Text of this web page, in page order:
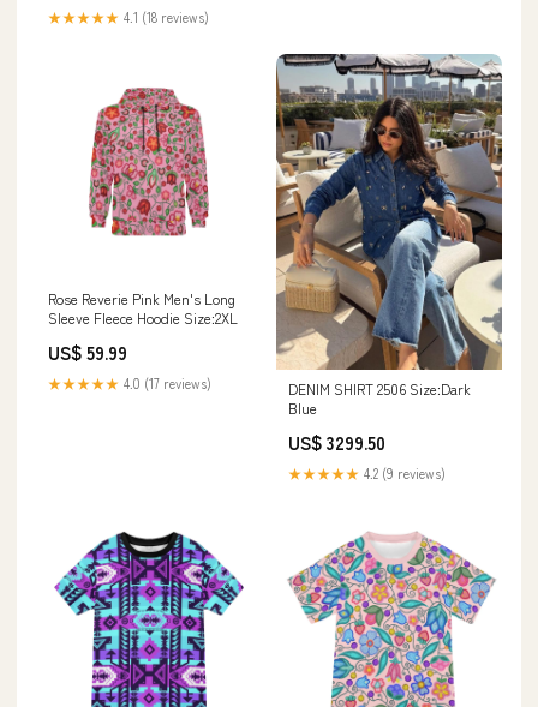
★★★★★ 4.1 (18 reviews)
Rose Reverie Pink Men's Long
Sleeve Fleece Hoodie Size:2XL
US$ 59.99
★★★★★ 4.0 (17 reviews)
DENIM SHIRT 2506 Size:Dark
Blue
US$ 3299.50
★★★★★ 4.2 (9 reviews)